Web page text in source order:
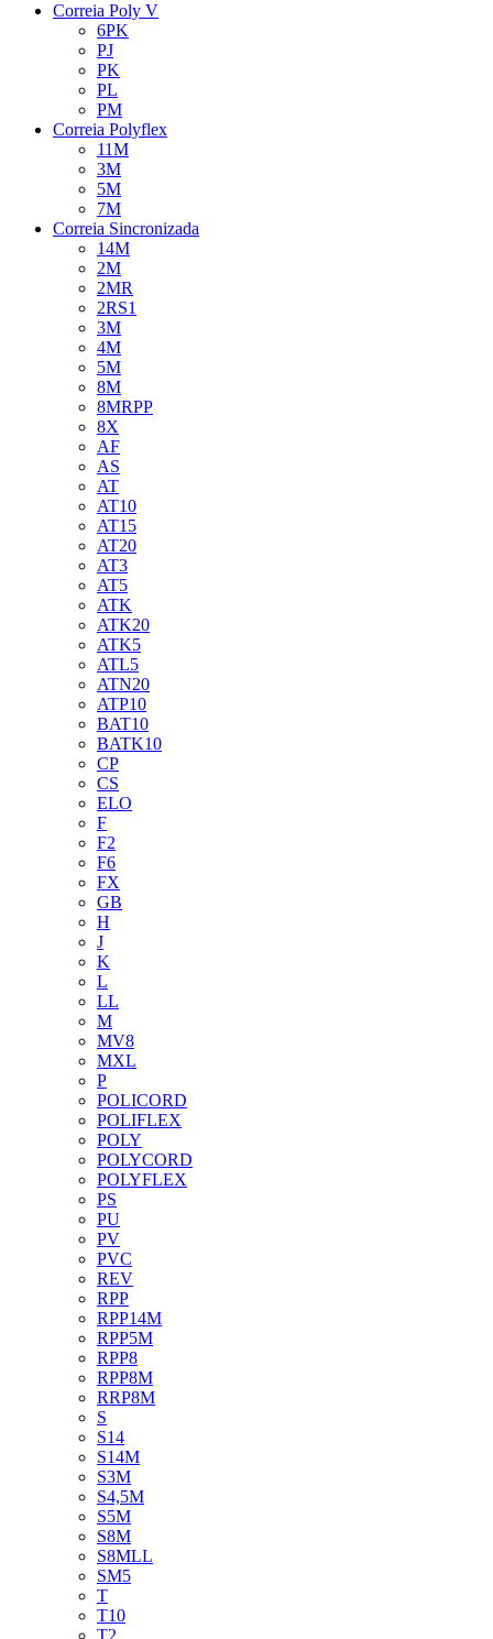
Correia Poly V
6PK
PJ
PK
PL
PM
Correia Polyflex
11M
3M
5M
7M
Correia Sincronizada
14M
2M
2MR
2RS1
3M
4M
5M
8M
8MRPP
8X
AF
AS
AT
AT10
AT15
AT20
AT3
AT5
ATK
ATK20
ATK5
ATL5
ATN20
ATP10
BAT10
BATK10
CP
CS
ELO
F
F2
F6
FX
GB
H
J
K
L
LL
M
MV8
MXL
P
POLICORD
POLIFLEX
POLY
POLYCORD
POLYFLEX
PS
PU
PV
PVC
REV
RPP
RPP14M
RPP5M
RPP8
RPP8M
RRP8M
S
S14
S14M
S3M
S4,5M
S5M
S8M
S8MLL
SM5
T
T10
T2